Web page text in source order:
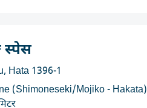
स्पेस
Hata 1396-1
(Shimoneseki/Mojiko - Hakata)